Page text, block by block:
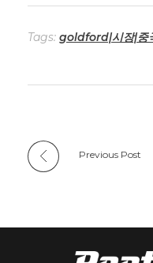
Tags: goldford|시장|중
Previous Post